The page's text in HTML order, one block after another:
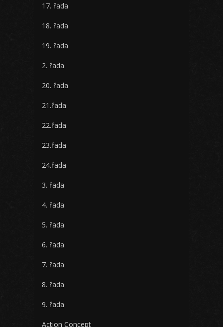
17. řada
18. řada
19. řada
2. řada
20. řada
21.řada
22.řada
23.řada
24.řada
3. řada
4. řada
5. řada
6. řada
7. řada
8. řada
9. řada
Action Concept